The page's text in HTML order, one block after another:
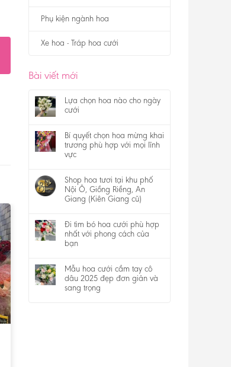
Phụ kiện ngành hoa
Xe hoa - Tráp hoa cưới
Bài viết mới
Lựa chọn hoa nào cho ngày
cưới
Bí quyết chọn hoa mừng khai
trương phù hợp với mọi lĩnh
vực
Shop hoa tươi tại khu phố
Nội Ô, Giồng Riềng, An
Giang (Kiên Giang cũ)
Đi tìm bó hoa cưới phù hợp
nhất với phong cách của
bạn
Mẫu hoa cưới cầm tay cô
dâu 2025 đẹp đơn giản và
sang trọng